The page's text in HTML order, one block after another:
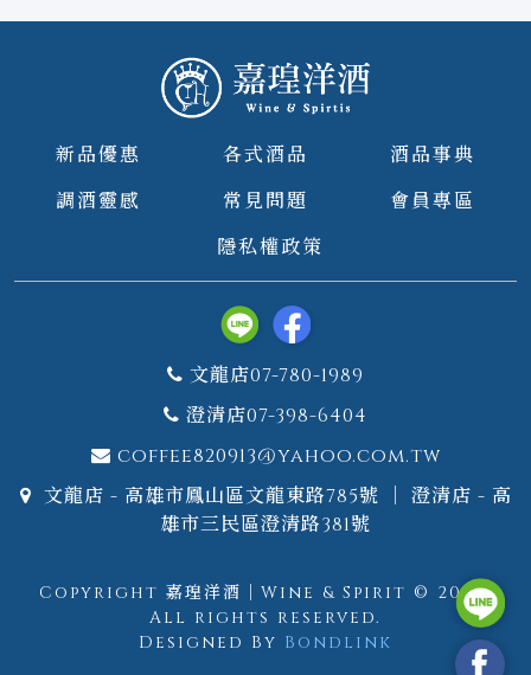
新品優惠 各式酒品
酒品事典
調酒靈感
常見問題
會員專區
隱私權政策
文龍店07-780-1989
澄清店07-398-6404
coffee820913@yahoo.com.tw
文龍店 - 高雄市鳳山區文龍東路785號 ｜ 澄清店 - 高
雄市三民區澄清路381號
Copyright 嘉瑝洋酒｜Wine & Spirit © 2026.
All rights reserved.
Designed By Bondlink